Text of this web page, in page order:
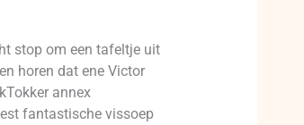
stop om een tafeltje uit
horen dat ene Victor
annex
fantastische vissoep